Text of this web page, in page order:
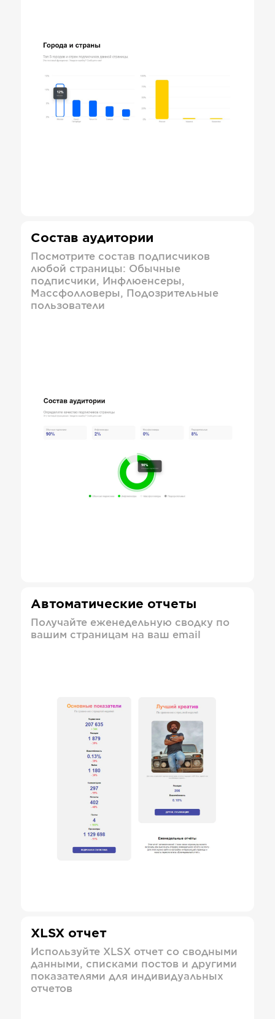
Состав аудитории
Посмотрите состав подписчиков
любой страницы: Обычные
подписчики, Инфлюенсеры,
Массфолловеры, Подозрительные
пользователи
Автоматические отчеты
Получайте еженедельную сводку по
вашим страницам на ваш email
XLSX отчет
Используйте XLSX отчет со сводными
данными, списками постов и другими
показателями для индивидуальных
отчетов